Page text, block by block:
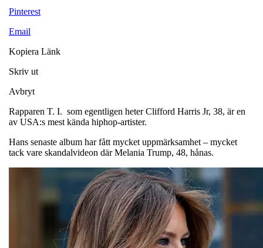
Pinterest
Email
Kopiera Länk
Skriv ut
Avbryt
Rapparen T. I. som egentligen heter Clifford Harris Jr, 38, är en
av USA:s mest kända hiphop-artister.
Hans senaste album har fått mycket uppmärksamhet – mycket
tack vare skandalvideon där Melania Trump, 48, hånas.